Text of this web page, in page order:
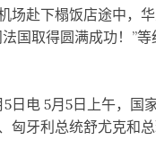
赴下榻饭店途中，华
国取得圆满成功！”
电 5月5日上午，国
匈牙利总统舒尤克和